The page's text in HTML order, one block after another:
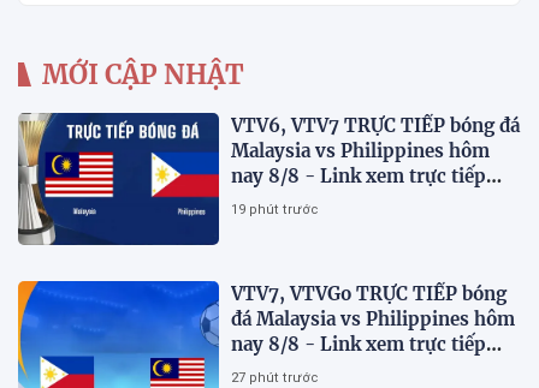
MỚI CẬP NHẬT
VTV6, VTV7 TRỰC TIẾP bóng đá
Malaysia vs Philippines hôm
nay 8/8 - Link xem trực tiếp
AFF Cup 2026 mới nhất
19 phút trước
VTV7, VTVGo TRỰC TIẾP bóng
đá Malaysia vs Philippines hôm
nay 8/8 - Link xem trực tiếp
AFF Cup 2026 mới nhất
27 phút trước